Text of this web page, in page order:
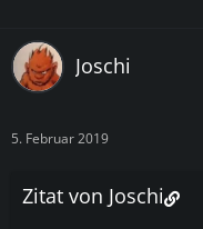
Joschi
5. Februar 2019
Zitat von Joschi